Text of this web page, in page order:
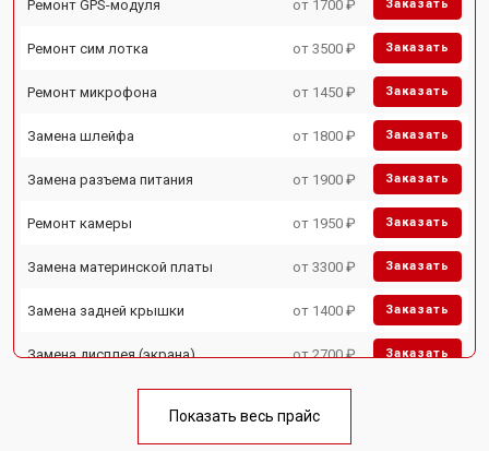
Ремонт GPS-модуля от 1700 ₽ Заказать
Ремонт сим лотка от 3500 ₽ Заказать
Ремонт микрофона от 1450 ₽ Заказать
Замена шлейфа от 1800 ₽ Заказать
Замена разъема питания от 1900 ₽ Заказать
Ремонт камеры от 1950 ₽ Заказать
Замена материнской платы от 3300 ₽ Заказать
Замена задней крышки от 1400 ₽ Заказать
Замена дисплея (экрана) от 2700 ₽ Заказать
Замена кнопки включения от 1750 ₽
Показать весь прайс